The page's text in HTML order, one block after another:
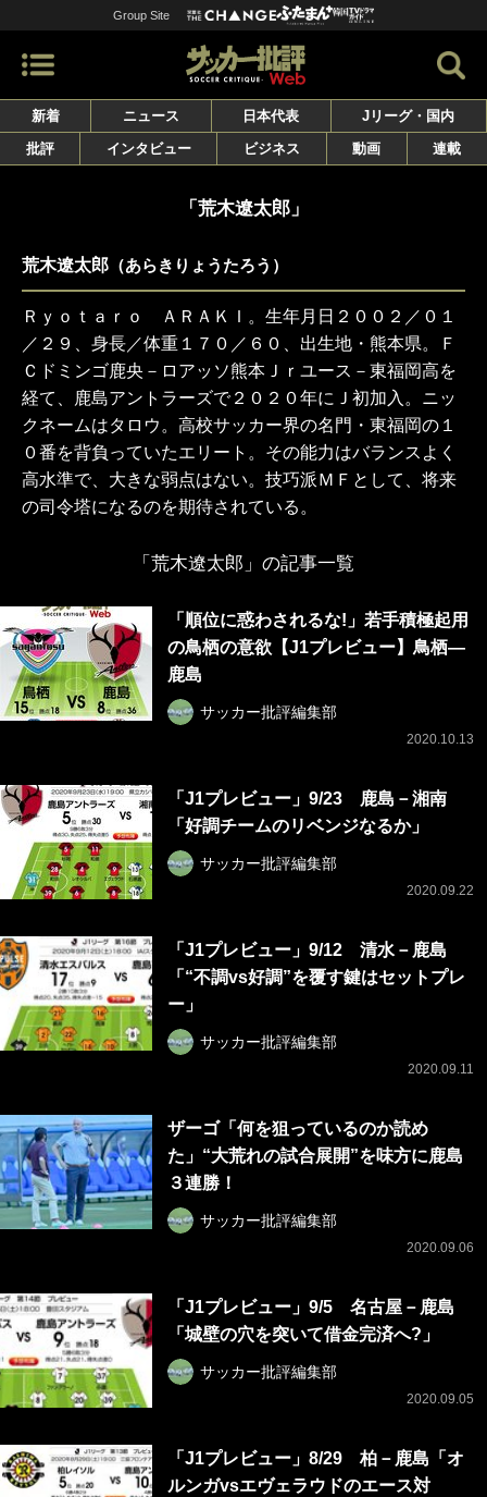
Group Site
新着 ニュース 日本代表
Jリーグ・国内
批評
インタビュー ビジネス 動画 連載
「荒木遼太郎」
荒木遼太郎 （あらきりょうたろう）
Ｒｙｏｔａｒｏ ＡＲＡＫＩ。生年月日２００２／０１
／２９、身長／体重１７０／６０、出生地・熊本県。Ｆ
Ｃドミンゴ鹿央－ロアッソ熊本Ｊｒユース－東福岡高を
経て、鹿島アントラーズで２０２０年にＪ初加入。ニッ
クネームはタロウ。高校サッカー界の名門・東福岡の１
０番を背負っていたエリート。その能力はバランスよく
高水準で、大きな弱点はない。技巧派ＭＦとして、将来
の司令塔になるのを期待されている。
「荒木遼太郎」の記事一覧
「順位に惑わされるな!」若手積極起用
の鳥栖の意欲【J1プレビュー】鳥栖―
鹿島
サッカー批評編集部
2020.10.13
「J1プレビュー」9/23 鹿島－湘南
「好調チームのリベンジなるか」
サッカー批評編集部
2020.09.22
「J1プレビュー」9/12 清水－鹿島
「“不調vs好調”を覆す鍵はセットプレ
ー」
サッカー批評編集部
2020.09.11
ザーゴ「何を狙っているのか読め
た」“大荒れの試合展開”を味方に鹿島
３連勝！
サッカー批評編集部
2020.09.06
「J1プレビュー」9/5 名古屋－鹿島
「城壁の穴を突いて借金完済へ?」
サッカー批評編集部
2020.09.05
「J1プレビュー」8/29 柏－鹿島「オ
ルンガvsエヴェラウドのエース対